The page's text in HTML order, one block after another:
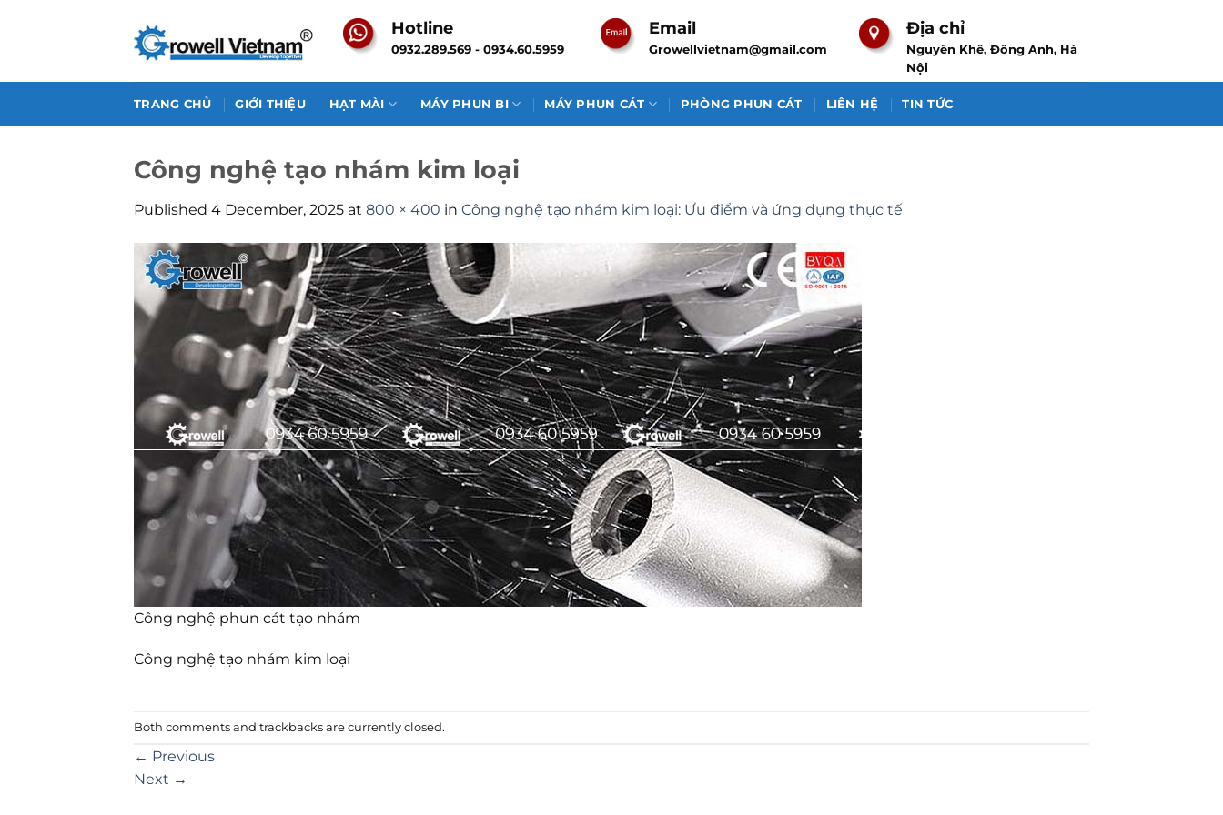
Hotline
0932.289.569 - 0934.60.5959
Email
Growellvietnam@gmail.com
Địa chỉ
Nguyên Khê, Đông Anh, Hà
Nội
TRANG CHỦ GIỚI THIỆU HẠT MÀI MÁY PHUN BI MÁY PHUN CÁT PHÒNG PHUN CÁT LIÊN HỆ TIN TỨC
Công nghệ tạo nhám kim loại
Published 4 December, 2025 at 800 × 400 in Công nghệ tạo nhám kim loại: Ưu điểm và ứng dụng thực tế
Công nghệ phun cát tạo nhám
Công nghệ tạo nhám kim loại
Both comments and trackbacks are currently closed.
← Previous
Next →